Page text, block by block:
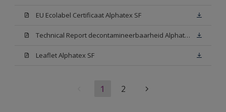
EU Ecolabel Certificaat Alphatex SF
Technical Report decontamineerbaarheid Alphatex SF
Leaflet Alphatex SF
1 2